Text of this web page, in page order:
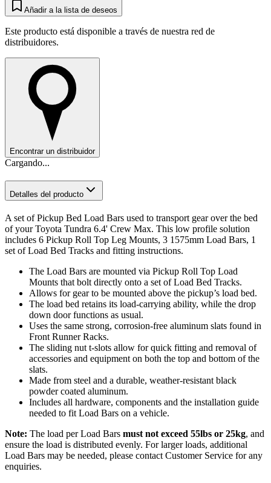
Añadir a la lista de deseos
Este producto está disponible a través de nuestra red de
distribuidores.
Encontrar un distribuidor
Cargando...
Detalles del producto
A set of Pickup Bed Load Bars used to transport gear over the bed
of your Toyota Tundra 6.4' Crew Max. This low profile solution
includes 6 Pickup Roll Top Leg Mounts, 3 1575mm Load Bars, 1
set of Load Bed Tracks and fitting instructions.
The Load Bars are mounted via Pickup Roll Top Load
Mounts that bolt directly onto a set of Load Bed Tracks.
Allows for gear to be mounted above the pickup’s load bed.
The load bed retains its load-carrying ability, while the drop
down door functions as usual.
Uses the same strong, corrosion-free aluminum slats found in
Front Runner Racks.
The sliding nut t-slots allow for quick fitting and removal of
accessories and equipment on both the top and bottom of the
slats.
Made from steel and a durable, weather-resistant black
powder coated aluminum.
Includes all hardware, components and the installation guide
needed to fit Load Bars on a vehicle.
Note: The load per Load Bars must not exceed 55lbs or 25kg, and
ensure the load is distributed evenly. For larger loads, additional
Load Bars may be needed, please contact Customer Service for any
enquiries.